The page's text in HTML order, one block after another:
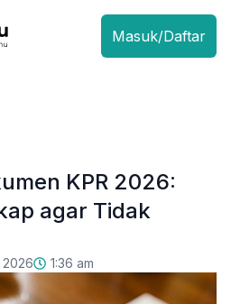
Masuk/Daftar
KPR 2026:
agar Tidak
1:36 am